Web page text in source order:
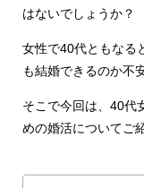
はないでしょうか？
女性で40代ともなる
も結婚できるのか不
そこで今回は、40代
めの婚活についてご